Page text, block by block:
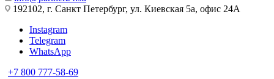
192102, г. Санкт Петербург, ул. Киевская 5а, офис 24А
Instagram
Telegram
WhatsApp
+7 800 777-58-69